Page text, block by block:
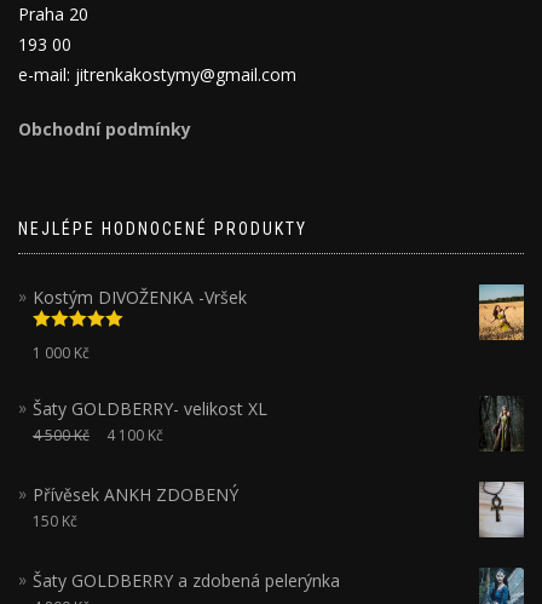
Praha 20
193 00
e-mail: jitrenkakostymy@gmail.com
Obchodní podmínky
NEJLÉPE HODNOCENÉ PRODUKTY
Kostým DIVOŽENKA -Vršek
Hodnocení
5.00z 5
1 000 Kč
Šaty GOLDBERRY- velikost XL
4 500Kč 4 100 Kč
Přívěsek ANKH ZDOBENÝ
150 Kč
Šaty GOLDBERRY a zdobená pelerýnka